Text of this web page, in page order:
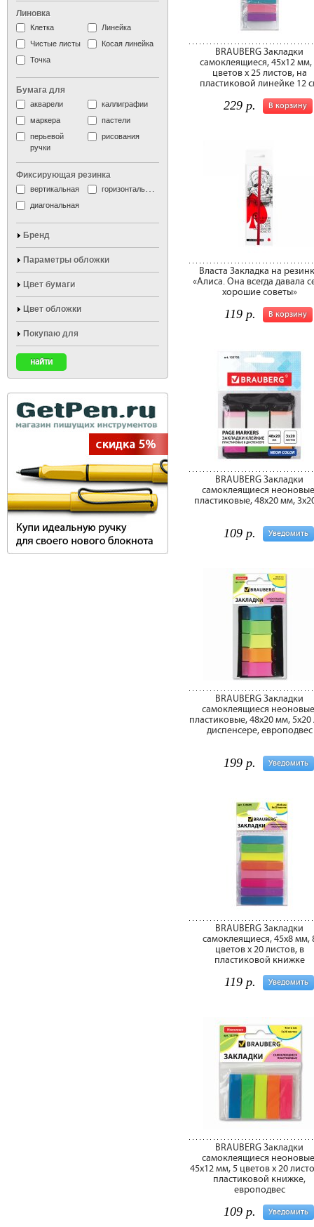
BRAUBERG Закладки
самоклеящиеся, 45х12 мм,
цветов х 25 листов, на
пластиковой линейке 12
В корзину
229 р.
Власта Закладка на
«Алиса. Она всегда давала
хорошие советы»
В корзину
119 р.
BRAUBERG Закладки
самоклеящиеся
пластиковые, 48х20 мм,
Уведомить
109 р.
BRAUBERG Закладки
самоклеящиеся
пластиковые, 48х20 мм, 5х20
диспенсере, европодвес
Уведомить
199 р.
BRAUBERG Закладки
самоклеящиеся, 45х8 мм,
цветов х 20 листов, в
пластиковой книжке
Уведомить
119 р.
BRAUBERG Закладки
самоклеящиеся
45х12 мм, 5 цветов х 20
пластиковой книжке,
европодвес
Уведомить
109 р.
Линовка
Клетка
Линейка
Чистые листы
Косая линейка
Точка
Бумага для
акварели
каллиграфии
маркера
пастели
перьевой
ручки
рисования
Фиксирующая резинка
вертикальная
горизонтальная
диагональная
Бренд
Параметры обложки
Цвет бумаги
Цвет обложки
Покупаю для